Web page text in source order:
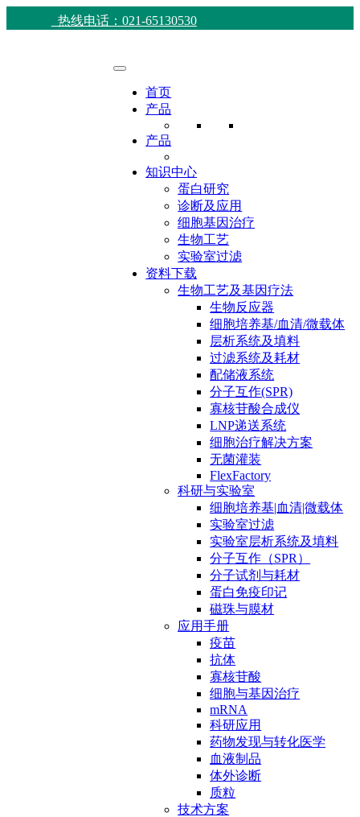
热线电话：021-65130530
首页
产品
产品
知识中心
蛋白研究
诊断及应用
细胞基因治疗
生物工艺
实验室过滤
资料下载
生物工艺及基因疗法
生物反应器
细胞培养基/血清/微载体
层析系统及填料
过滤系统及耗材
配储液系统
分子互作(SPR)
寡核苷酸合成仪
LNP递送系统
细胞治疗解决方案
无菌灌装
FlexFactory
科研与实验室
细胞培养基|血清|微载体
实验室过滤
实验室层析系统及填料
分子互作（SPR）
分子试剂与耗材
蛋白免疫印记
磁珠与膜材
应用手册
疫苗
抗体
寡核苷酸
细胞与基因治疗
mRNA
科研应用
药物发现与转化医学
血液制品
体外诊断
质粒
技术方案